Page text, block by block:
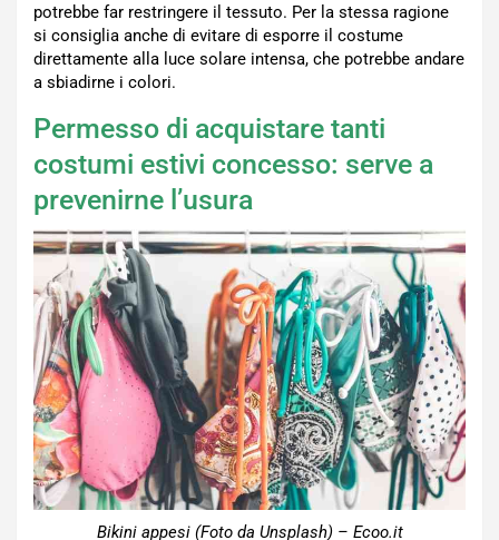
potrebbe far restringere il tessuto. Per la stessa ragione
si consiglia anche di evitare di esporre il costume
direttamente alla luce solare intensa, che potrebbe andare
a sbiadirne i colori.
Permesso di acquistare tanti
costumi estivi concesso: serve a
prevenirne l’usura
Bikini appesi (Foto da Unsplash) – Ecoo.it